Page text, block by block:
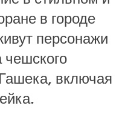
в городе
персонажи
чешского
включая